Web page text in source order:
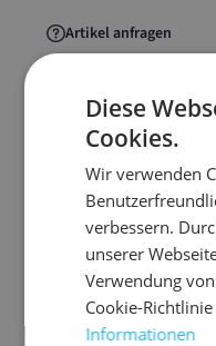
Artikel anfragen
Abroll- und
Schaumfolienrollen
für Breite bis 150
cm
Diese
Cookies.
Wir verwenden
verbessern.
unserer
Verwendung
Cookie-
Informationen